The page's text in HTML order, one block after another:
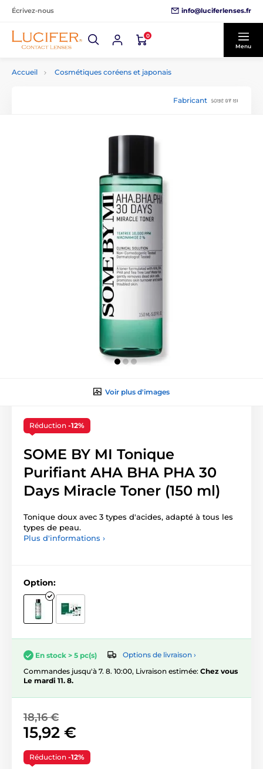
Écrivez-nous info@luciferlenses.fr
0
Menu
Accueil Cosmétiques coréens et japonais
Fabricant
Voir plus d'images
Réduction -12%
SOME BY MI Tonique
Purifiant AHA BHA PHA 30
Days Miracle Toner (150 ml)
Tonique doux avec 3 types d'acides, adapté à tous les
types de peau.
Plus d'informations ›
Option:
En stock > 5 pc(s)
Options de livraison ›
Commandes jusqu'à 7. 8. 10:00, Livraison estimée: Chez vous
Le mardi 11. 8.
18,16 €
15,92 €
Réduction -12%